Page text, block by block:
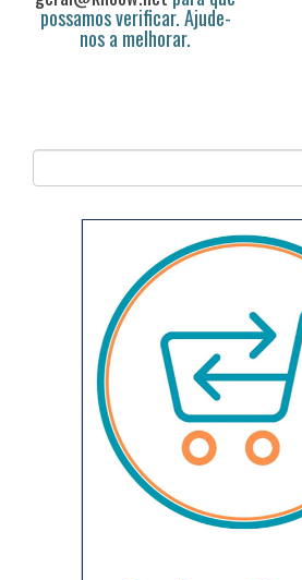
possamos verificar. Ajude-
nos a melhorar.